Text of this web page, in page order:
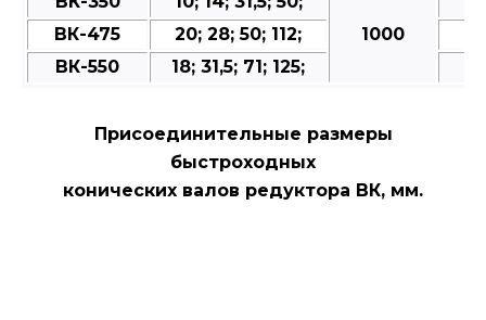
1000
ВК-475
20; 28; 50; 112;
ВК-550
18; 31,5; 71; 125;
Присоединительные размеры
быстроходных
конических валов редуктора ВК, мм.